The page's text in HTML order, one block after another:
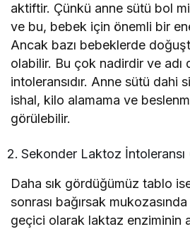
aktiftir. Çünkü anne sütü bol
ve bu, bebek için önemli bir
Ancak bazı bebeklerde
olabilir. Bu çok nadirdir ve adı
intoleransıdır. Anne sütü dahi
ishal, kilo alamama ve
görülebilir.
Sekonder Laktoz İntoleransı
Daha sık gördüğümüz tablo
sonrası bağırsak
geçici olarak laktaz enziminin